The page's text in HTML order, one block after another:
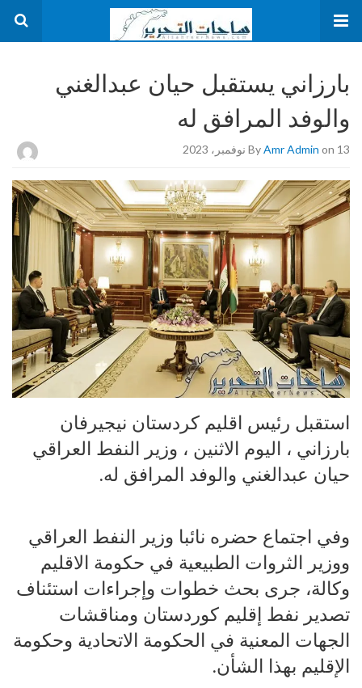
بارزاني يستقبل حيان عبدالغني
والوفد المرافق له
ByAmr Admin on 13 نوفمبر، 2023
استقبل رئيس اقليم كردستان نيجيرفان
بارزاني ، اليوم الاثنين ، وزير النفط العراقي
حيان عبدالغني والوفد المرافق له.
وفي اجتماع حضره نائبا وزير النفط العراقي
ووزير الثروات الطبيعية في حكومة الاقليم
وكالة، جرى بحث خطوات وإجراءات استئناف
تصدير نفط إقليم كوردستان ومناقشات
الجهات المعنية في الحكومة الاتحادية وحكومة
الإقليم بهذا الشأن.